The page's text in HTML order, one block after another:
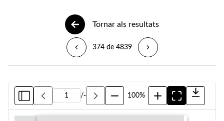
Tornar als resultats
374 de 4839
/- 100%